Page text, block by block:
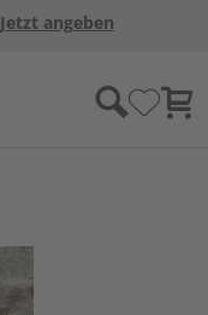
Jetzt angeben